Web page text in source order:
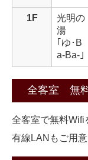
1F
光明の
湯
｢ゆ･B
a-Ba-｣
全客室 無
全客室で無料Wifi
有線LANもご用意